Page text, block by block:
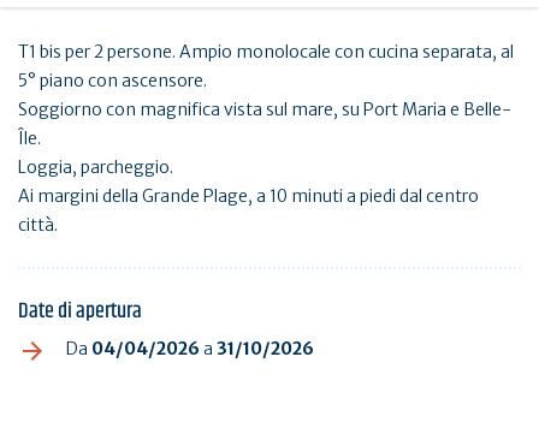
T1 bis per 2 persone. Ampio monolocale con cucina separata, al
5° piano con ascensore.
Soggiorno con magnifica vista sul mare, su Port Maria e Belle-
Île.
Loggia, parcheggio.
Ai margini della Grande Plage, a 10 minuti a piedi dal centro
città.
Date di apertura
Da 04/04/2026 a 31/10/2026